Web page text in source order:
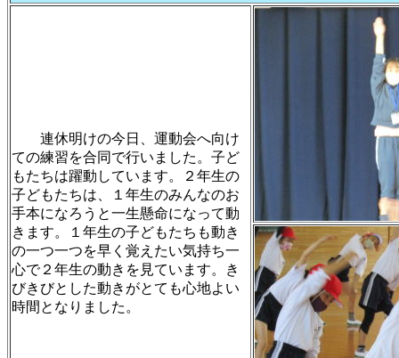
連休明けの今日、運動会へ向け
ての練習を合同で行いました。子ど
もたちは躍動しています。２年生の
子どもたちは、１年生のみんなのお
手本になろうと一生懸命になって動
きます。１年生の子どもたちも動き
の一つ一つを早く覚えたい気持ち一
心で２年生の動きを見ています。き
びきびとした動きがとても心地よい
時間となりました。